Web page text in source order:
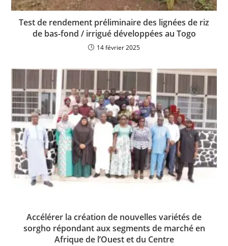
Test de rendement préliminaire des lignées de riz
de bas-fond / irrigué développées au Togo
14 février 2025
Accélérer la création de nouvelles variétés de
sorgho répondant aux segments de marché en
Afrique de l’Ouest et du Centre